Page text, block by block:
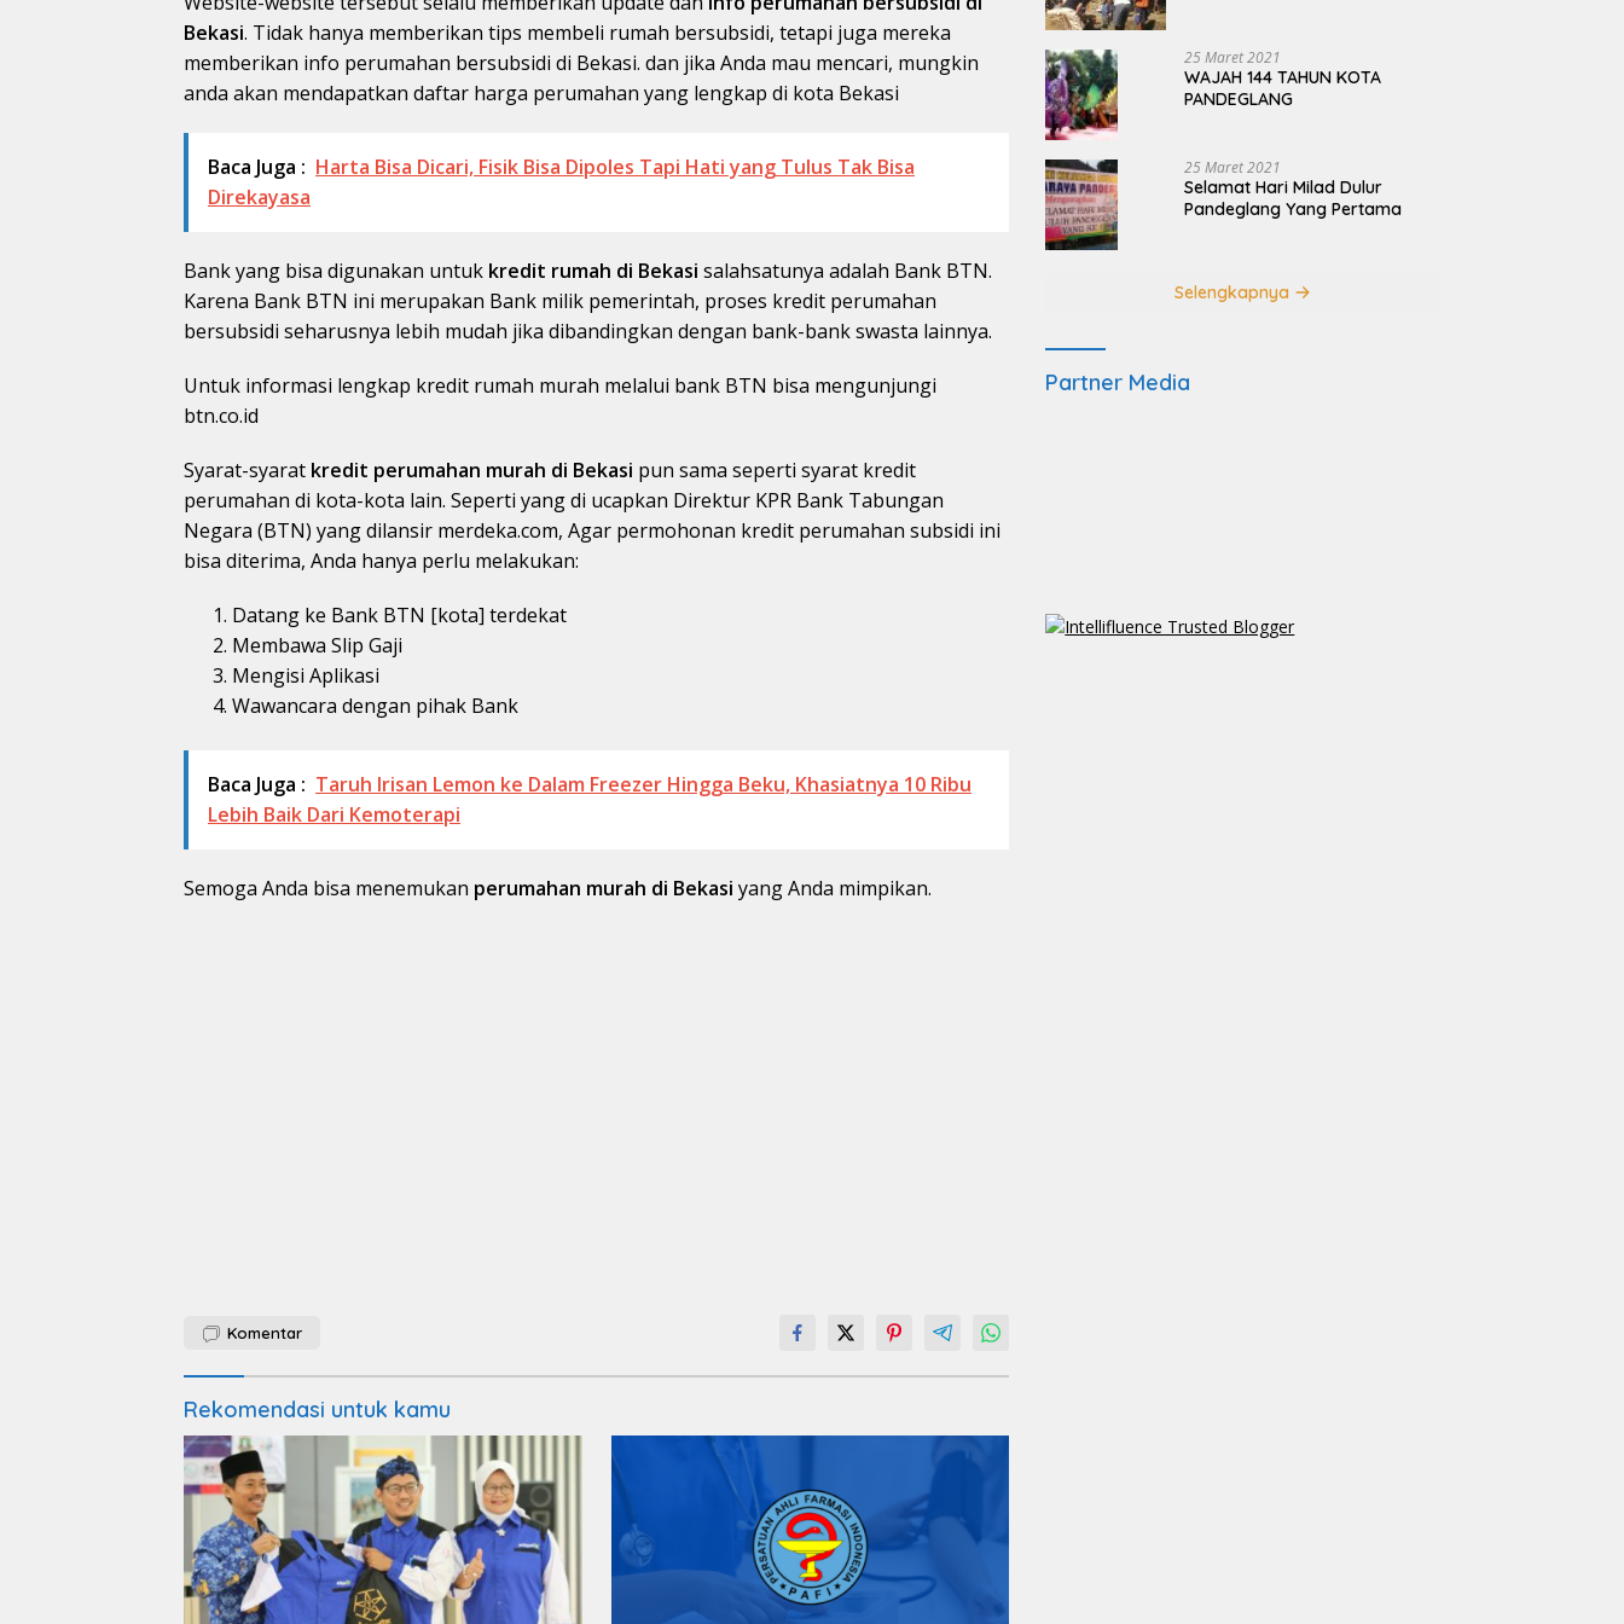
Bekasi. Tidak hanya memberikan tips membeli rumah bersubsidi, tetapi juga mereka
memberikan info perumahan bersubsidi di Bekasi. dan jika Anda mau mencari, mungkin
anda akan mendapatkan daftar harga perumahan yang lengkap di kota Bekasi
Baca Juga : Harta Bisa Dicari, Fisik Bisa Dipoles Tapi Hati yang Tulus Tak Bisa
Direkayasa
Bank yang bisa digunakan untuk kredit rumah di Bekasi salahsatunya adalah Bank BTN.
Karena Bank BTN ini merupakan Bank milik pemerintah, proses kredit perumahan
bersubsidi seharusnya lebih mudah jika dibandingkan dengan bank-bank swasta lainnya.
Untuk informasi lengkap kredit rumah murah melalui bank BTN bisa mengunjungi
btn.co.id
Syarat-syarat kredit perumahan murah di Bekasi pun sama seperti syarat kredit
perumahan di kota-kota lain. Seperti yang di ucapkan Direktur KPR Bank Tabungan
Negara (BTN) yang dilansir merdeka.com, Agar permohonan kredit perumahan subsidi ini
bisa diterima, Anda hanya perlu melakukan:
Datang ke Bank BTN [kota] terdekat
Membawa Slip Gaji
Mengisi Aplikasi
Wawancara dengan pihak Bank
Baca Juga : Taruh Irisan Lemon ke Dalam Freezer Hingga Beku, Khasiatnya 10 Ribu
Lebih Baik Dari Kemoterapi
Semoga Anda bisa menemukan perumahan murah di Bekasi yang Anda mimpikan.
Komentar
Rekomendasi untuk kamu
25 Maret 2021
WAJAH 144 TAHUN KOTA
PANDEGLANG
25 Maret 2021
Selamat Hari Milad Dulur
Pandeglang Yang Pertama
Selengkapnya
Partner Media